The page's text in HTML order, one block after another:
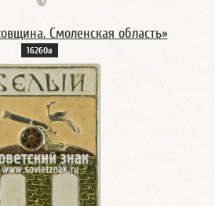
Смоленская область»
16260а